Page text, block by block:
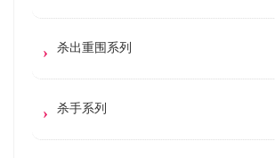
杀出重围系列
杀手系列